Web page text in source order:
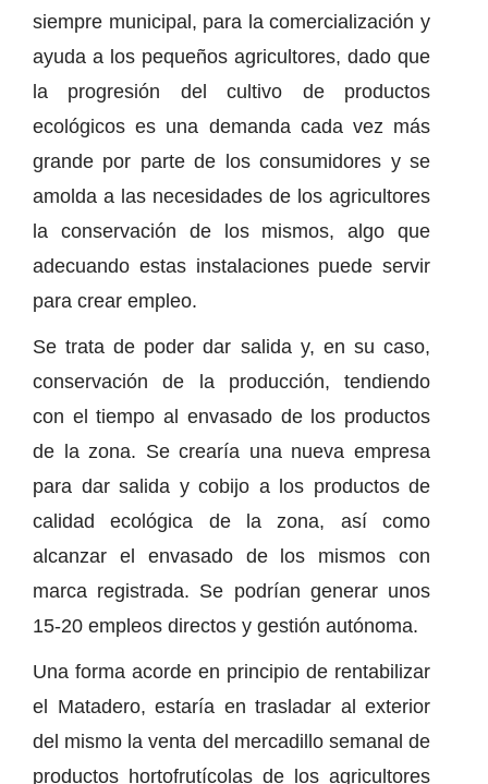
siempre municipal, para la comercialización y
ayuda a los pequeños agricultores, dado que
la progresión del cultivo de productos
ecológicos es una demanda cada vez más
grande por parte de los consumidores y se
amolda a las necesidades de los agricultores
la conservación de los mismos, algo que
adecuando estas instalaciones puede servir
para crear empleo.
Se trata de poder dar salida y, en su caso,
conservación de la producción, tendiendo
con el tiempo al envasado de los productos
de la zona. Se crearía una nueva empresa
para dar salida y cobijo a los productos de
calidad ecológica de la zona, así como
alcanzar el envasado de los mismos con
marca registrada. Se podrían generar unos
15-20 empleos directos y gestión autónoma.
Una forma acorde en principio de rentabilizar
el Matadero, estaría en trasladar al exterior
del mismo la venta del mercadillo semanal de
productos hortofrutícolas de los agricultores